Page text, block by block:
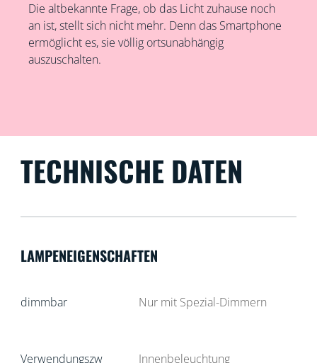
Die altbekannte Frage, ob das Licht zuhause noch
an ist, stellt sich nicht mehr. Denn das Smartphone
ermöglicht es, sie völlig ortsunabhängig
auszuschalten.
TECHNISCHE DATEN
LAMPENEIGENSCHAFTEN
dimmbar Nur mit Spezial-Dimmern
Verwendungszw
Innenbeleuchtung